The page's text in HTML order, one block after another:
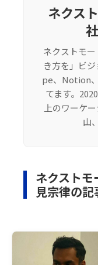
ネクス
ネクストモ
き方を」ビ
pe、Notion
てます。
上のワーケ
山
ネクスト
見宗律の